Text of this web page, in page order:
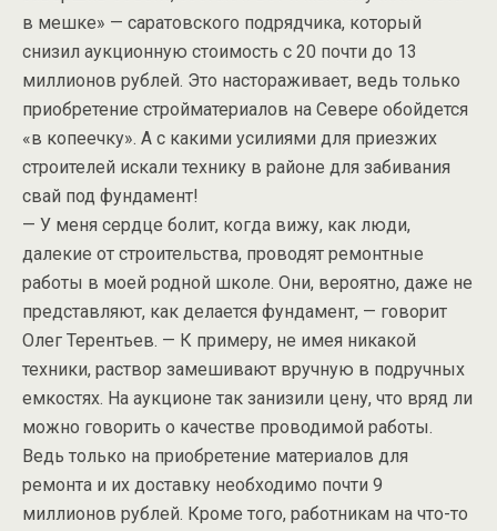
в мешке» — саратовского подрядчика, который
снизил аукционную стоимость с 20 почти до 13
миллионов рублей. Это настораживает, ведь только
приобретение стройматериалов на Севере обойдется
«в копеечку». А с какими усилиями для приезжих
строителей искали технику в районе для забивания
свай под фундамент!
— У меня сердце болит, когда вижу, как люди,
далекие от строительства, проводят ремонтные
работы в моей родной школе. Они, вероятно, даже не
представляют, как делается фундамент, — говорит
Олег Терентьев. — К примеру, не имея никакой
техники, раствор замешивают вручную в подручных
емкостях. На аукционе так занизили цену, что вряд ли
можно говорить о качестве проводимой работы.
Ведь только на приобретение материалов для
ремонта и их доставку необходимо почти 9
миллионов рублей. Кроме того, работникам на что-то